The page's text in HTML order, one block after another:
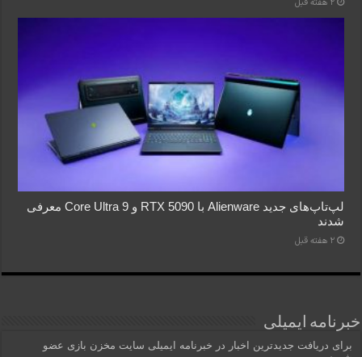
2 هفته قبل
لپ‌تاپ‌های جدید Alienware با RTX 5090 و Core Ultra 9 معرفی
شدند
2 هفته قبل
خبرنامه ایمیلی
برای دریافت جدیدترین اخبار در خبرنامه ایمیلی سایت مخزن بازی عضو